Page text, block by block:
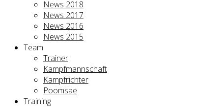
News 2018
News 2017
News 2016
News 2015
Team
Trainer
Kampfmannschaft
Kampfrichter
Poomsae
Training